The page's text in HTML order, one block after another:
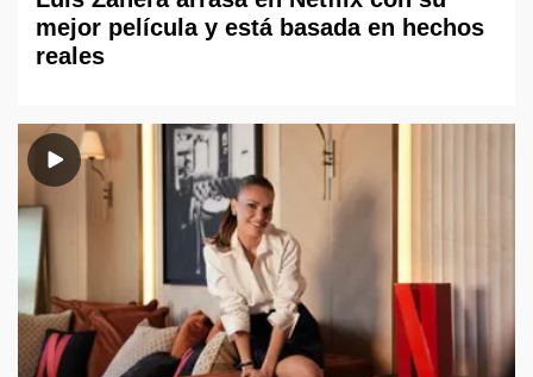
mejor película y está basada en hechos
reales